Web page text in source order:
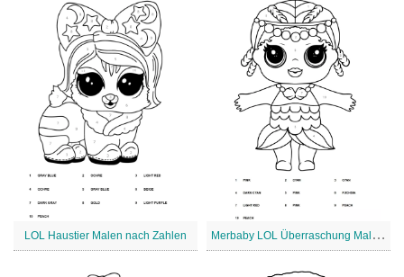
LOL Haustier Malen nach Zahlen M
erbaby LOL Überraschung Malen nach Zahlen